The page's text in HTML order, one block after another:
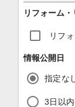
リフォーム
リフ
情報公開日
指定な
3日以